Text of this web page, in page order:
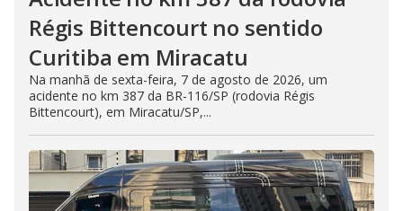
Régis Bittencourt no sentido
Curitiba em Miracatu
Na manhã de sexta-feira, 7 de agosto de 2026, um
acidente no km 387 da BR-116/SP (rodovia Régis
Bittencourt), em Miracatu/SP,...